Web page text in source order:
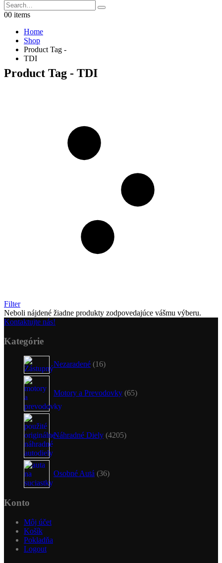
00 items
Home
Shop
Product Tag -
TDI
Product Tag - TDI
Filter
Neboli nájdené žiadne produkty zodpovedajúce vášmu výberu.
Kontaktujte nás!
Kategórie
Nezaradené 16
16
produktov
Motory a Prevodovky 65
produktov
Náhradné Diely 4205
Osobné Autá 36produktov
Konto
Môj účet
Košík
Pokladňa
Logout